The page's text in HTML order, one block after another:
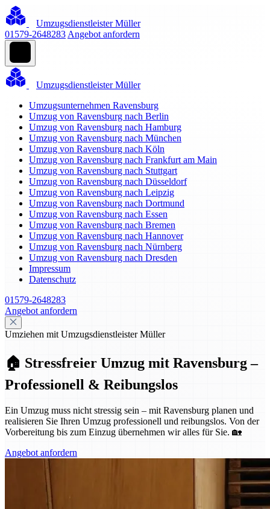
Umzugsdienstleister Müller
01579-2648283 Angebot anfordern
Umzugsdienstleister Müller
Umzugsunternehmen Ravensburg
Umzug von Ravensburg nach Berlin
Umzug von Ravensburg nach Hamburg
Umzug von Ravensburg nach München
Umzug von Ravensburg nach Köln
Umzug von Ravensburg nach Frankfurt am Main
Umzug von Ravensburg nach Stuttgart
Umzug von Ravensburg nach Düsseldorf
Umzug von Ravensburg nach Leipzig
Umzug von Ravensburg nach Dortmund
Umzug von Ravensburg nach Essen
Umzug von Ravensburg nach Bremen
Umzug von Ravensburg nach Hannover
Umzug von Ravensburg nach Nürnberg
Umzug von Ravensburg nach Dresden
Impressum
Datenschutz
01579-2648283
Angebot anfordern
Umziehen mit Umzugsdienstleister Müller
🏠 Stressfreier Umzug mit Ravensburg –
Professionell & Reibungslos
Ein Umzug muss nicht stressig sein – mit Ravensburg planen und
realisieren Sie Ihren Umzug professionell und reibungslos. Von der
Vorbereitung bis zum Einzug übernehmen wir alles für Sie. 🏡
Angebot anfordern